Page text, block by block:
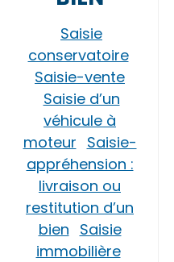
Saisie
conservatoire
Saisie-vente
Saisie d’un
véhicule à
moteur Saisie-
appréhension :
livraison ou
restitution d’un
bien Saisie
immobilière